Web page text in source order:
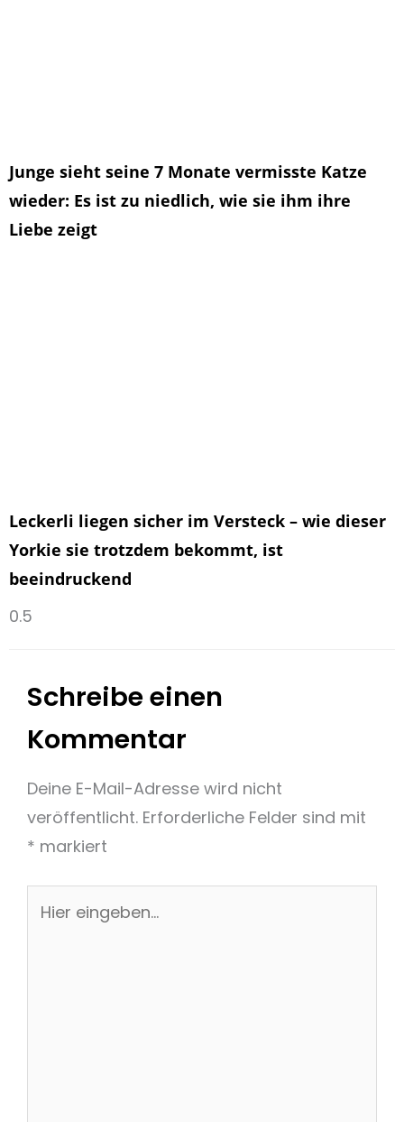
Junge sieht seine 7 Monate vermisste Katze
wieder: Es ist zu niedlich, wie sie ihm ihre
Liebe zeigt
Leckerli liegen sicher im Versteck – wie dieser
Yorkie sie trotzdem bekommt, ist
beeindruckend
Schreibe einen
Kommentar
Deine E-Mail-Adresse wird nicht
veröffentlicht. Erforderliche Felder sind mit
* markiert
eingeben…